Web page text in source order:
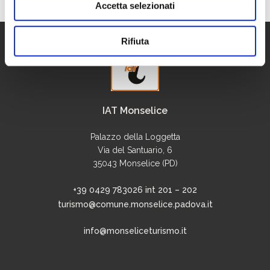
Accetta selezionati
Rifiuta
IAT Monselice
Palazzo della Loggetta
Via del Santuario, 6
35043 Monselice (PD)
+39 0429 783026 int 201 – 202
turismo@comune.monselice.padova.it
info@monseliceturismo.it